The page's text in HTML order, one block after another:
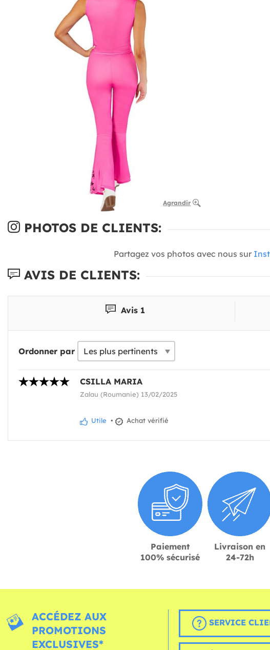
Agrandir
PHOTOS DE CLIENTS:
Partagez vos photos avec nous sur
AVIS DE CLIENTS:
Avis 1
Ordonner par
CSILLA MARIA
Zalau (Roumanie) 13/02/2025
Utile • Achat vérifié
Paiement
100% sécurisé
Livraison en
24-72h
ACCÉDEZ AUX
PROMOTIONS
EXCLUSIVES*
SERVICE